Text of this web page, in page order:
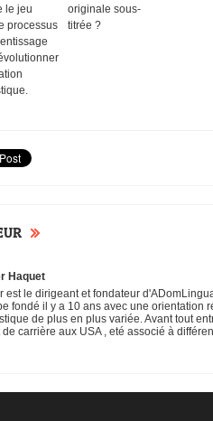
le jeu
processus
originale sous-
titrée ?
Haquet
est le dirigeant et fondateur
fondé il y a 10 ans avec une orientation
de plus en plus variée. Avant tout
carrière aux USA , eté associé à
pour